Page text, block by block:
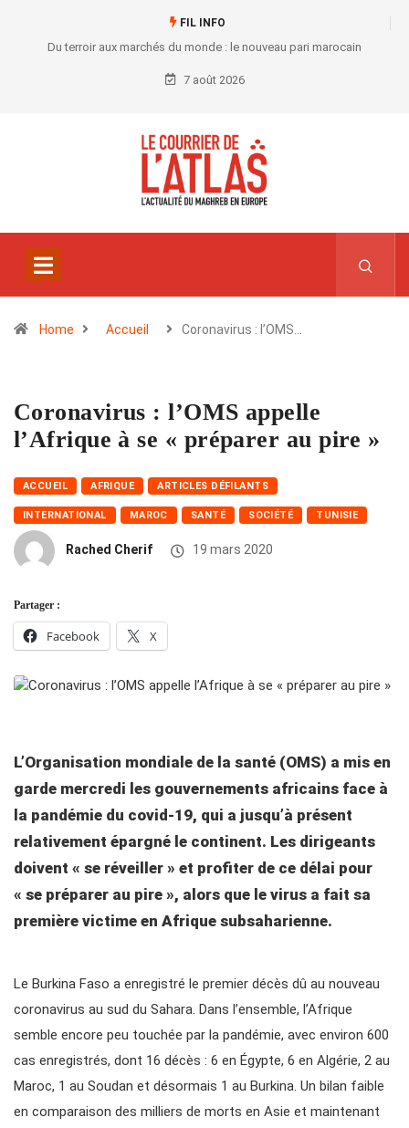
FIL INFO
Du terroir aux marchés du monde : le nouveau pari marocain
7 août 2026
Home Accueil Coronavirus : l’OMS…
Coronavirus : l’OMS appelle
l’Afrique à se « préparer au pire »
ACCUEIL AFRIQUE ARTICLES DÉFILANTS
INTERNATIONAL MAROC SANTÉ SOCIÉTÉ TUNISIE
Rached Cherif 19 mars 2020
Partager :
Facebook X
L’Organisation mondiale de la santé (OMS) a mis en
garde mercredi les gouvernements africains face à
la pandémie du covid-19, qui a jusqu’à présent
relativement épargné le continent. Les dirigeants
doivent « se réveiller » et profiter de ce délai pour
« se préparer au pire », alors que le virus a fait sa
première victime en Afrique subsaharienne.
Le Burkina Faso a enregistré le premier décès dû au nouveau
coronavirus au sud du Sahara. Dans l’ensemble, l’Afrique
semble encore peu touchée par la pandémie, avec environ 600
cas enregistrés, dont 16 décès : 6 en Égypte, 6 en Algérie, 2 au
Maroc, 1 au Soudan et désormais 1 au Burkina. Un bilan faible
en comparaison des milliers de morts en Asie et maintenant